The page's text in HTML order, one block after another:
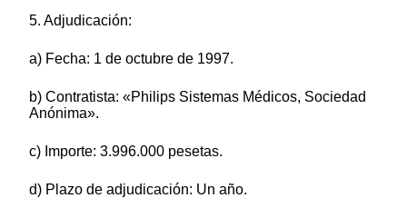
5. Adjudicación:
a) Fecha: 1 de octubre de 1997.
b) Contratista: «Philips Sistemas Médicos, Sociedad
Anónima».
c) Importe: 3.996.000 pesetas.
d) Plazo de adjudicación: Un año.